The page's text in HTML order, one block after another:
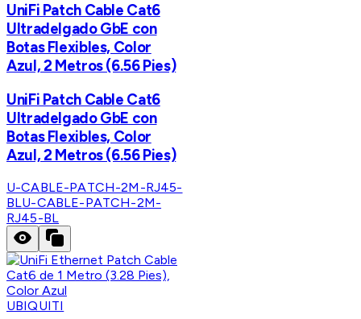
UniFi Patch Cable Cat6
Ultradelgado GbE con
Botas Flexibles, Color
Azul, 2 Metros (6.56 Pies)
UniFi Patch Cable Cat6
Ultradelgado GbE con
Botas Flexibles, Color
Azul, 2 Metros (6.56 Pies)
U-CABLE-PATCH-2M-RJ45-
BLU-CABLE-PATCH-2M-
RJ45-BL
UBIQUITI